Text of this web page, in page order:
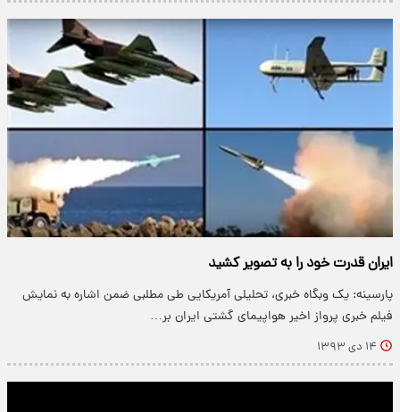
ایران قدرت خود را به تصویر ‌کشید
پارسینه: یک وبگاه خبری، تحلیلی آمریکایی طی مطلبی ضمن اشاره به نمایش
فیلم خبری پرواز اخیر هواپیمای گشتی ایران بر…
۱۴ دی ۱۳۹۳